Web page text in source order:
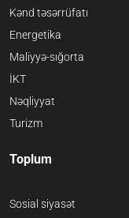
Kənd təsərrüfatı
Energetika
Maliyyə-sığorta
İKT
Nəqliyyat
Turizm
Toplum
Sosial siyasət